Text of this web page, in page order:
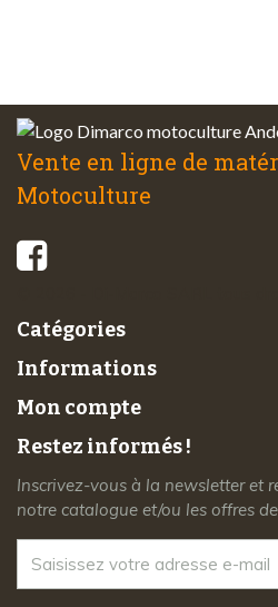
Vente en ligne de
Motoculture
Catégories
Informations
Mon compte
Restez informés !
Inscrivez-vous à la newsletter et
notre catalogue et/ou les offres